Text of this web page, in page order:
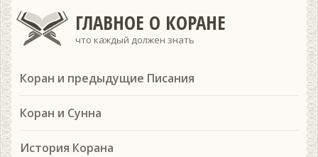
ГЛАВНОЕ О КОРАНЕ
что каждый должен знать
Коран и предыдущие Писания
Коран и Сунна
История Корана